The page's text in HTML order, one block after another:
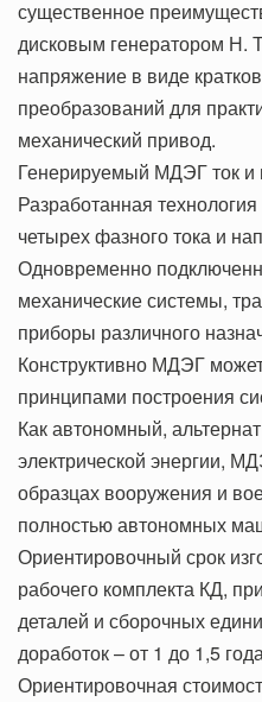
существенное
дисковым генератором Н.
напряжение в виде
преобразований для
механический привод.
Генерируемый МДЭГ ток и
Разработанная
четырех фазного тока и
Одновременно
механические системы,
приборы различного
Конструктивно МДЭГ
принципами построения
Как автономный,
электрической энергии,
образцах вооружения и
полностью автономных
Ориентировочный срок
рабочего комплекта КД,
деталей и сборочных
доработок – от 1 до 1,5
Ориентировочная